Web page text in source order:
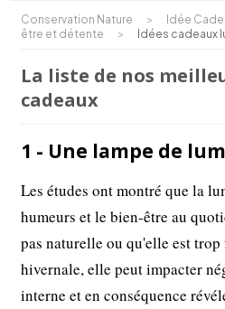
Conservation Nature > Idée
être et détente
> Idées cadeaux
La liste de nos
cadeaux
1 - Une lampe de
Les études ont montré que la
humeurs et le bien-être au
pas naturelle ou qu'elle est
hivernale, elle peut impacter
interne et en conséquence